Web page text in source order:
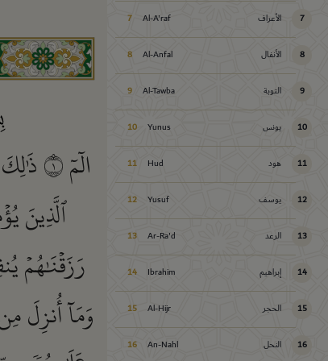
7 الأعراف Al-A'raf
7
8 الأنفال Al-Anfal
8
9 التوبة Al-Tawba
9
10 يونس Yunus
10
11 هود Hud
11
12 يوسف Yusuf
12
13 الرعد Ar-Ra'd
13
14 إبراهيم Ibrahim
14
15 الحجر Al-Hijr
15
16 النحل An-Nahl
16
الٓمٓ١
ٱلَّذِينَ
رَزَقۡنَٰهُمۡ
وَمَآ أُنزِلَ